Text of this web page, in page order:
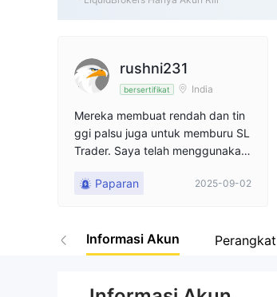
rushni231
bersertifikat India
Mereka membuat rendah dan tin
ggi palsu juga untuk memburu SL
Trader. Saya telah menggunakan
erapa kali saya menghadapi mas
AD. Di mana broker lain membuat
titik rendah 1.60920 tetapi Hunt
n pada rendah ini di 160877 dan
Paparan 2025-09-02
Informasi Akun